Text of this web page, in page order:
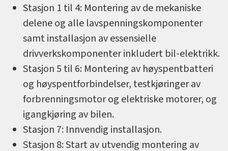
Stasjon 1 til 4: Montering av de mekaniske
delene og alle lavspenningskomponenter
samt installasjon av essensielle
drivverkskomponenter inkludert bil-elektrikk.
Stasjon 5 til 6: Montering av høyspentbatteri
og høyspentforbindelser, testkjøringer av
forbrenningsmotor og elektriske motorer, og
igangkjøring av bilen.
Stasjon 7: Innvendig installasjon.
Stasjon 8: Start av utvendig montering av